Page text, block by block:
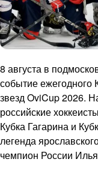
8 августа в
событие
звезд OviCup 2026.
российские
Кубка Гагарина и
легенда
чемпион России